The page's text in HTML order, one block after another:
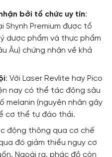
bởi tổ chức uy tín:
Shynh Premium được tổ
dược phẩm và thực phẩm
Âu) chứng nhận về khả
: Với Laser Revlite hay Pico
nay có thể tác động sâu
melanin (nguyên nhân gây
cơ thể tự đào thải.
động thông qua cơ chế
đó giảm thiểu nguy cơ
Ngoài ra, phác đồ còn